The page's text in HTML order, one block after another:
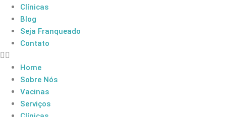
Clínicas
Blog
Seja Franqueado
Contato
Home
Sobre Nós
Vacinas
Serviços